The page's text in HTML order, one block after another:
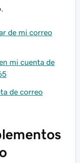
de mi correo
mi cuenta de
de correo